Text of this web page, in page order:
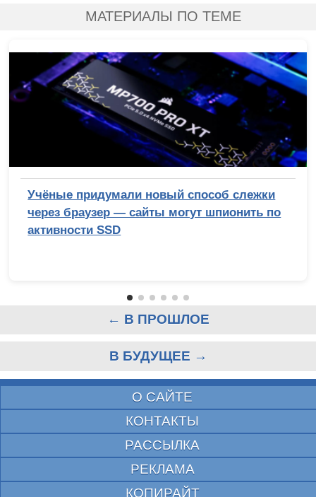
МАТЕРИАЛЫ ПО ТЕМЕ
Учёные придумали новый способ слежки
через браузер — сайты могут шпионить по
активности SSD
← В ПРОШЛОЕ
В БУДУЩЕЕ →
О САЙТЕ
КОНТАКТЫ
РАССЫЛКА
РЕКЛАМА
КОПИРАЙТ